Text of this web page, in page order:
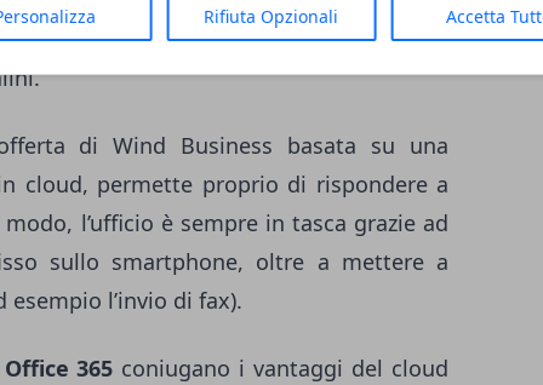
Rifiuta Opzionali Accetta
si possono abbattere i costi e ridurre le
di Wind Business basata su una
cloud, permette proprio di rispondere a
l’ufficio è sempre in tasca grazie ad
sullo smartphone, oltre a mettere a
l’invio di fax).
365 coniugano i vantaggi del cloud